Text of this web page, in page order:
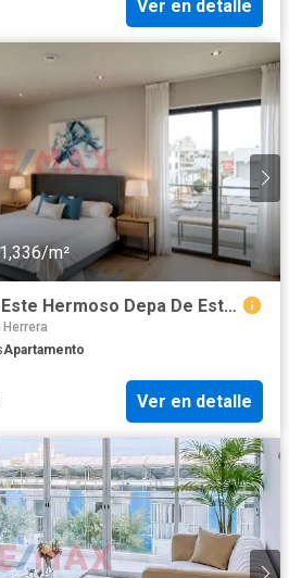
Ver en detalle
m²
🌟 Vive Con Estilo En Este Hermoso Depa De Estreno En El Cuarto Piso 🏡
Apartamento
Ver en detalle